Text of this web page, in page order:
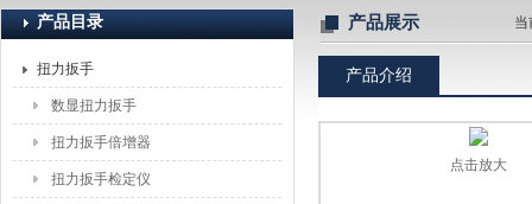
产品目录
扭力扳手
数显扭力扳手
扭力扳手倍增器
扭力扳手检定仪
产品展示 当
产品介绍
点击放大